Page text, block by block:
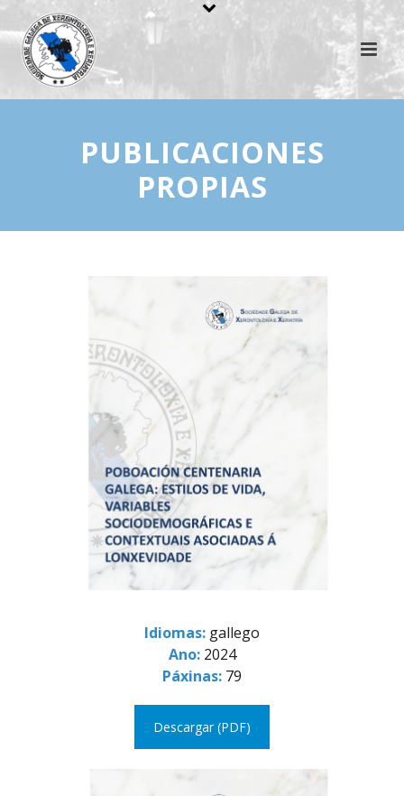
PUBLICACIONES
PROPIAS
Idiomas: gallego
Ano:2024
Páxinas: 79
Descargar (PDF)